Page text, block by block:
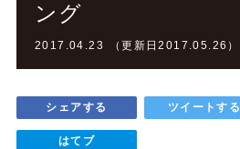
ング
2017.04.23 （更新日2017.05.26）
シェアする ツイートする
はてブ